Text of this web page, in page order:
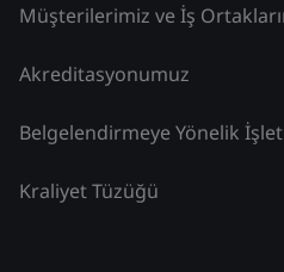
Müşterilerimiz ve İş
Akreditasyonumuz
Belgelendirmeye Yönelik
Kraliyet Tüzüğü